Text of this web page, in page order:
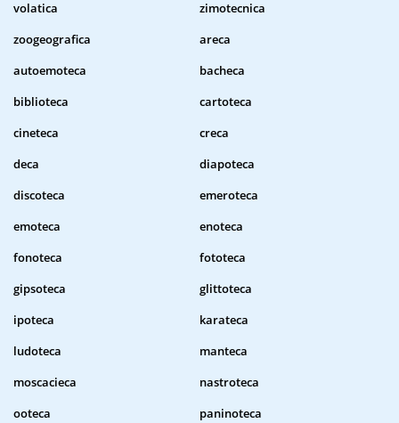
volatica
zimotecnica
zoogeografica
areca
autoemoteca
bacheca
biblioteca
cartoteca
cineteca
creca
deca
diapoteca
discoteca
emeroteca
emoteca
enoteca
fonoteca
fototeca
gipsoteca
glittoteca
ipoteca
karateca
ludoteca
manteca
moscacieca
nastroteca
ooteca
paninoteca